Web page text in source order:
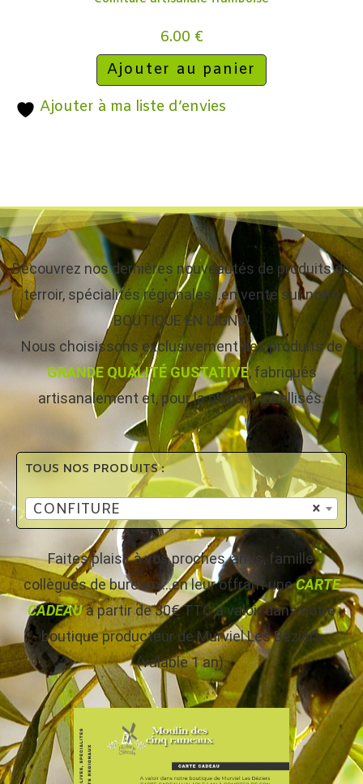
6.00 €
Ajouter au panier
Ajouter à ma liste d’envies
Découvrez nos dernières nouveautés de produits du
terroir, spécialités régionales…en vente sur notre
BOUTIQUE EN LIGNE!
Nous choisissons exclusivement des produits de
GRANDE QUALITÉ GUSTATIVE, fabriqués
artisanalement et, pour la plupart, labellisés.
TOUS NOS PRODUITS :
×
CONFITURE
Faites plaisir à vos proches, amis, famille,
collègues de bureaux…en leur offrant uneCARTE
CADEAUà partir de 30€ TTC à valoir dans notre
boutique producteur de Murviel Les Béziers
(valable 1 an).